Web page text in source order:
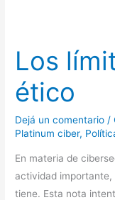
Los
ético
Dejá un comentario /
Platinum ciber,
En materia de
actividad importante,
tiene. Esta nota
hacking
ético